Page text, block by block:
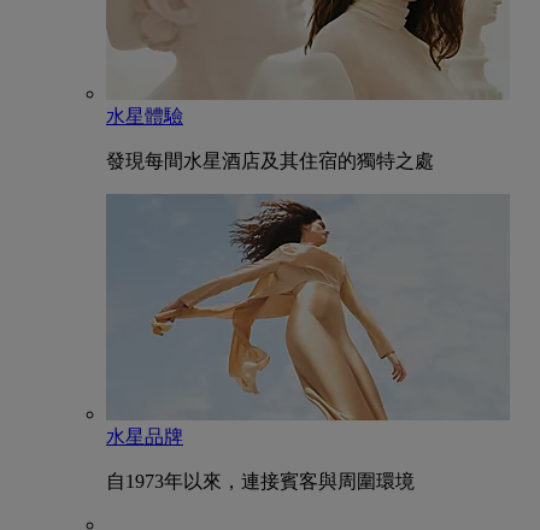
水星體驗
發現每間水星酒店及其住宿的獨特之處
水星品牌
自1973年以來，連接賓客與周圍環境